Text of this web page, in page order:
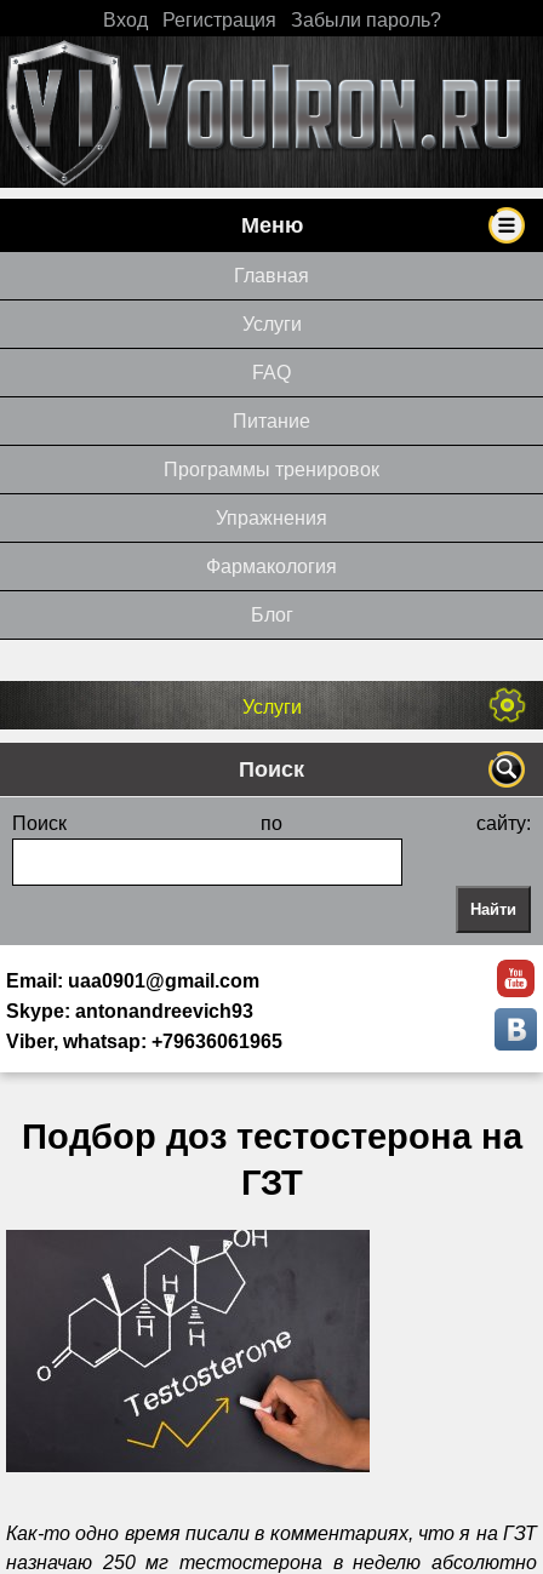
Вход Регистрация Забыли пароль?
Меню
Главная
Услуги
FAQ
Питание
Программы тренировок
Упражнения
Фармакология
Блог
Услуги
Поиск
Поиск по сайту:
Email: uaa0901@gmail.com
Skype: antonandreevich93
Viber, whatsap: +79636061965
Подбор доз тестостерона на
ГЗТ
Как-то одно время писали в комментариях, что я на ГЗТ
назначаю 250 мг тестостерона в неделю абсолютно